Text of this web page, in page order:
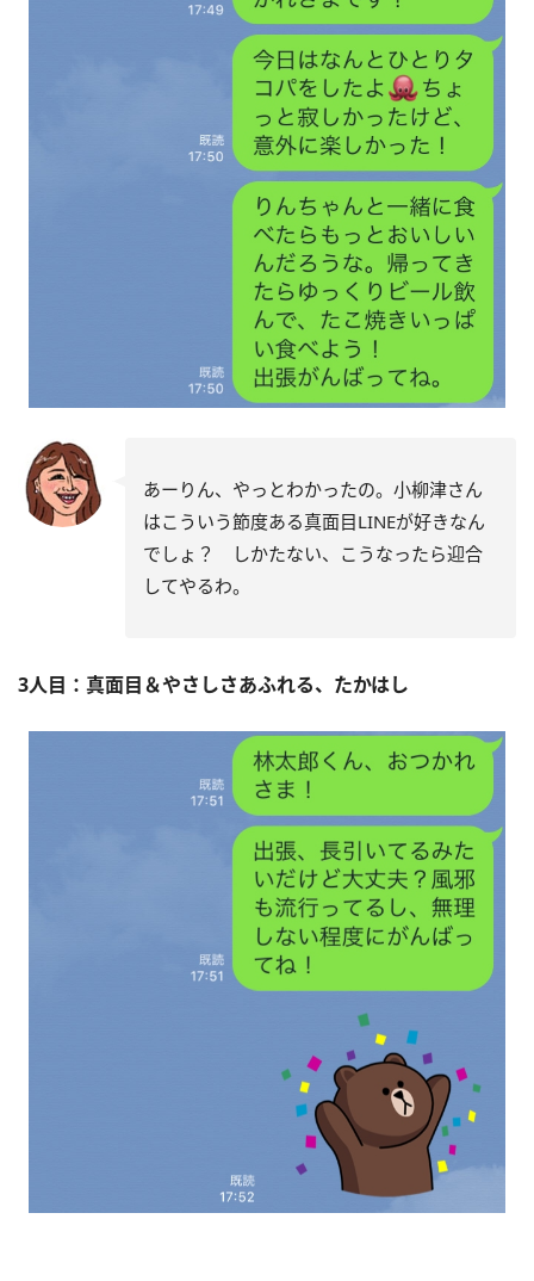
あーりん、やっとわかったの。小柳津さん
はこういう節度ある真面目LINEが好きなん
でしょ？ しかたない、こうなったら迎合
してやるわ。
3人目：真面目＆やさしさあふれる、たかはし